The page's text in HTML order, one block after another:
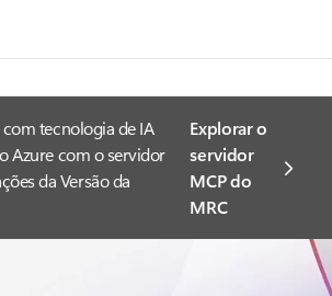
tecnologia de IA
Azure com o servidor
da Versão da
Explorar o
servidor
MCP do
MRC